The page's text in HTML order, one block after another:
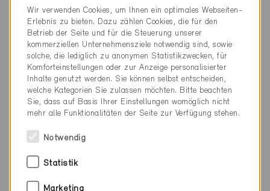
032 492 11 20
info@dynamic-habitat.com
www.dynamic-habitat.com
Gebäudehülle, Fassade, Dach
Wir verwenden Cookies, um Ihnen ein optimales Webseiten-
Erlebnis zu bieten. Dazu zählen Cookies, die für den
Betrieb der Seite und für die Steuerung unserer
kommerziellen Unternehmensziele notwendig sind, sowie
solche, die lediglich zu anonymen Statistikzwecken, für
Komforteinstellungen oder zur Anzeige personalisierter
Inhalte genutzt werden. Sie können selbst entscheiden,
welche Kategorien Sie zulassen möchten. Bitte beachten
Sie, dass auf Basis Ihrer Einstellungen womöglich nicht
mehr alle Funktionalitäten der Seite zur Verfügung stehen.
Notwendig
Statistik
Marketing